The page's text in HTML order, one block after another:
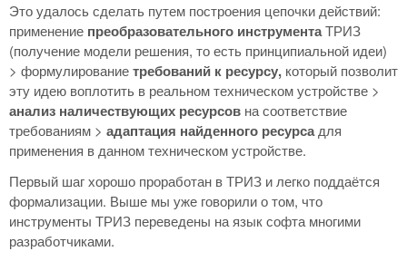
Это удалось сделать путем построения цепочки действий:
применение преобразовательного инструментаТРИЗ
(получение модели решения, то есть принципиальной идеи)
> формулированиетребований к ресурсу, который позволит
эту идею воплотить в реальном техническом устройстве >
анализ наличествующих ресурсов на соответствие
требованиям > адаптация найденного ресурсадля
применения в данном техническом устройстве.
Первый шаг хорошо проработан в ТРИЗ и легко поддаётся
формализации. Выше мы уже говорили о том, что
инструменты ТРИЗ переведены на язык софта многими
разработчиками.